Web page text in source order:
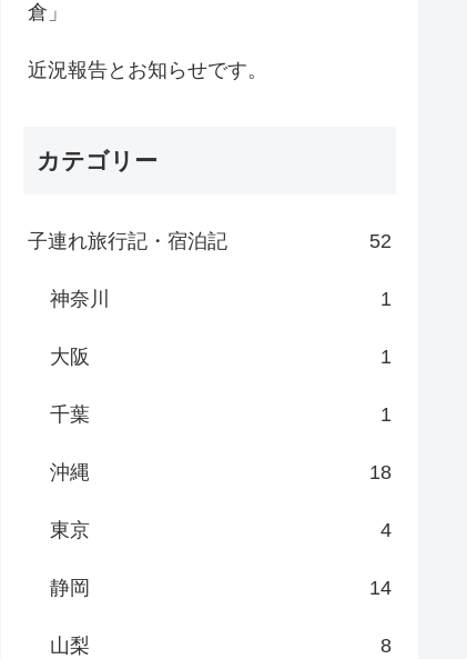
倉」
近況報告とお知らせです。
カテゴリー
子連れ旅行記・宿泊記 52
神奈川 1
大阪 1
千葉 1
沖縄 18
東京 4
静岡 14
山梨 8